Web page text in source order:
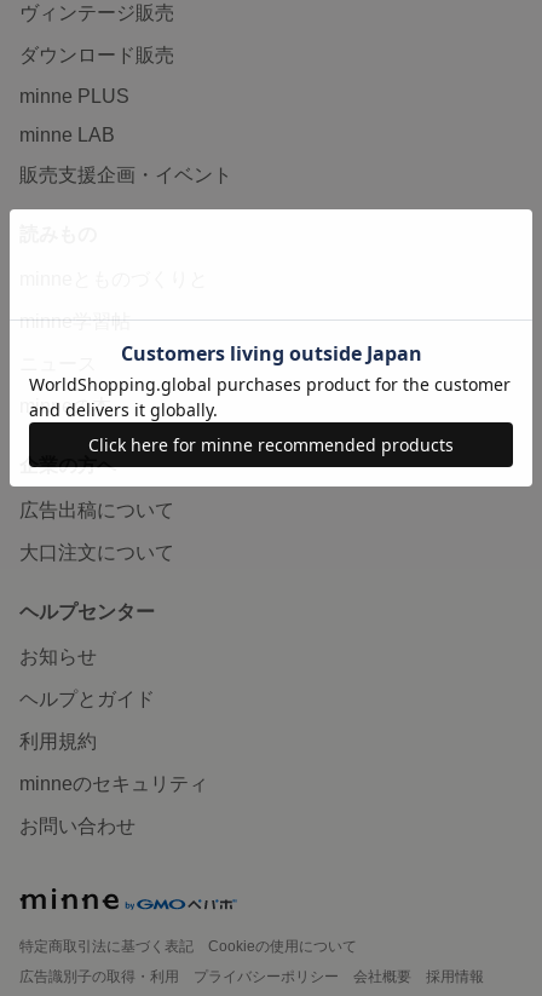
ヴィンテージ販売
ダウンロード販売
minne PLUS
minne LAB
販売支援企画・イベント
minne学習帖
minneの本
企業の方へ
広告出稿について
大口注文について
ヘルプセンター
お知らせ
ヘルプとガイド
利用規約
minneのセキュリティ
お問い合わせ
特定商取引法に基づく表記
Cookieの使用について
広告識別子の取得・利用
プライバシーポリシー 会社概要
採用情報